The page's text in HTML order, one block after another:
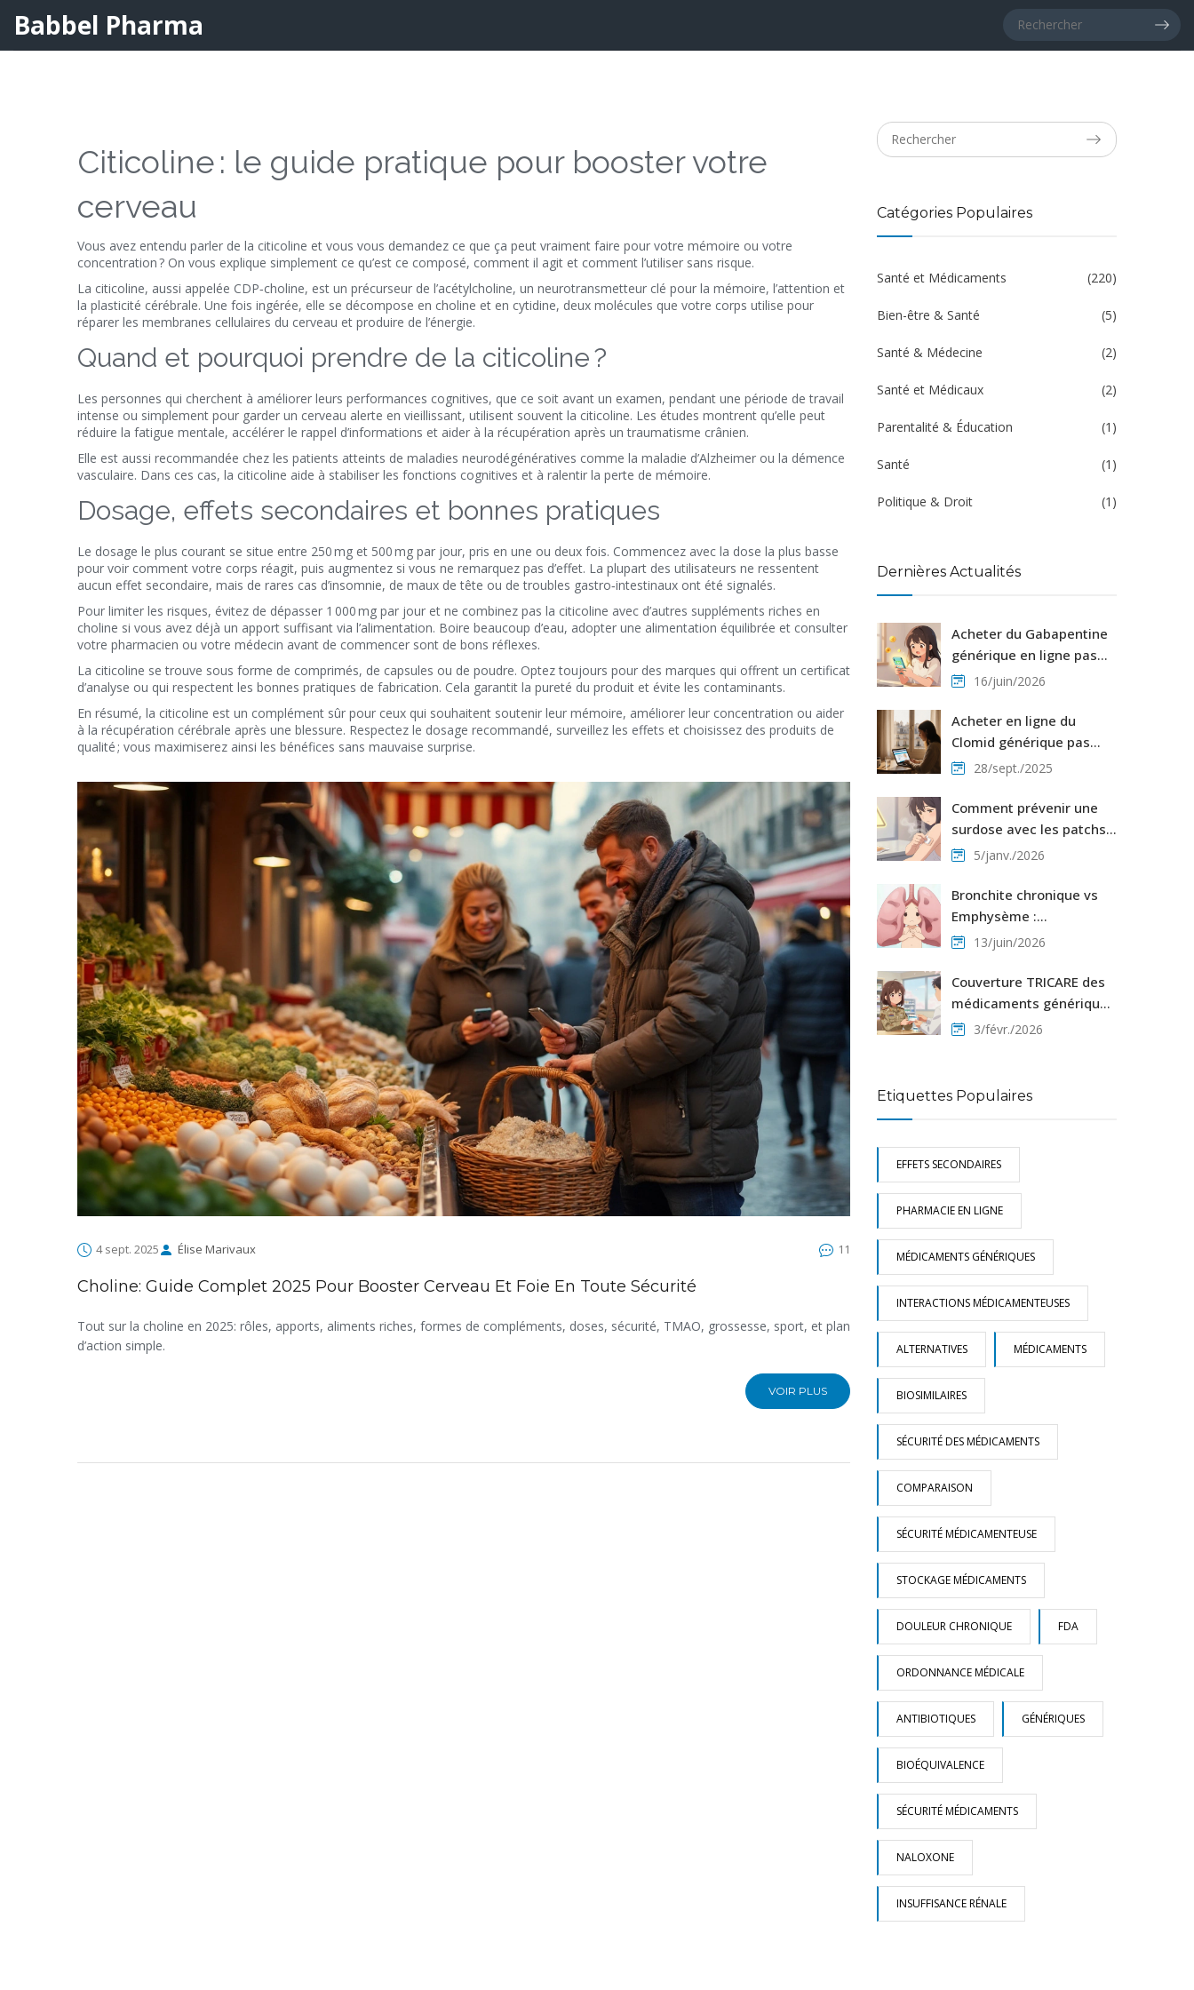
Babbel Pharma
Citicoline : le guide pratique pour booster votre
cerveau
Vous avez entendu parler de la citicoline et vous vous demandez ce que ça peut vraiment faire pour votre mémoire ou votre
concentration ? On vous explique simplement ce qu’est ce composé, comment il agit et comment l’utiliser sans risque.
La citicoline, aussi appelée CDP‑choline, est un précurseur de l’acétylcholine, un neurotransmetteur clé pour la mémoire, l’attention et
la plasticité cérébrale. Une fois ingérée, elle se décompose en choline et en cytidine, deux molécules que votre corps utilise pour
réparer les membranes cellulaires du cerveau et produire de l’énergie.
Quand et pourquoi prendre de la citicoline ?
Les personnes qui cherchent à améliorer leurs performances cognitives, que ce soit avant un examen, pendant une période de travail
intense ou simplement pour garder un cerveau alerte en vieillissant, utilisent souvent la citicoline. Les études montrent qu’elle peut
réduire la fatigue mentale, accélérer le rappel d’informations et aider à la récupération après un traumatisme crânien.
Elle est aussi recommandée chez les patients atteints de maladies neurodégénératives comme la maladie d’Alzheimer ou la démence
vasculaire. Dans ces cas, la citicoline aide à stabiliser les fonctions cognitives et à ralentir la perte de mémoire.
Dosage, effets secondaires et bonnes pratiques
Le dosage le plus courant se situe entre 250 mg et 500 mg par jour, pris en une ou deux fois. Commencez avec la dose la plus basse
pour voir comment votre corps réagit, puis augmentez si vous ne remarquez pas d’effet. La plupart des utilisateurs ne ressentent
aucun effet secondaire, mais de rares cas d’insomnie, de maux de tête ou de troubles gastro‑intestinaux ont été signalés.
Pour limiter les risques, évitez de dépasser 1 000 mg par jour et ne combinez pas la citicoline avec d’autres suppléments riches en
choline si vous avez déjà un apport suffisant via l’alimentation. Boire beaucoup d’eau, adopter une alimentation équilibrée et consulter
votre pharmacien ou votre médecin avant de commencer sont de bons réflexes.
La citicoline se trouve sous forme de comprimés, de capsules ou de poudre. Optez toujours pour des marques qui offrent un certificat
d’analyse ou qui respectent les bonnes pratiques de fabrication. Cela garantit la pureté du produit et évite les contaminants.
En résumé, la citicoline est un complément sûr pour ceux qui souhaitent soutenir leur mémoire, améliorer leur concentration ou aider
à la récupération cérébrale après une blessure. Respectez le dosage recommandé, surveillez les effets et choisissez des produits de
qualité ; vous maximiserez ainsi les bénéfices sans mauvaise surprise.
4 sept. 2025 Élise Marivaux 11
Choline: Guide Complet 2025 Pour Booster Cerveau Et Foie En Toute Sécurité
Tout sur la choline en 2025: rôles, apports, aliments riches, formes de compléments, doses, sécurité, TMAO, grossesse, sport, et plan
d’action simple.
VOIR PLUS
Catégories Populaires
Santé et Médicaments (220)
Bien-être & Santé (5)
Santé & Médecine (2)
Santé et Médicaux (2)
Parentalité & Éducation (1)
Santé (1)
Politique & Droit (1)
Dernières Actualités
Acheter du Gabapentine
générique en ligne pas
cher : Guide complet et
16/juin/2026
Acheter en ligne du
Clomid générique pas
cher28/sept./2025
Comment prévenir une
surdose avec les patchs,
les liquides et les
prolongée
5/janv./2026
Bronchite chronique vs
Emphysème :
Comprendre les deux
13/juin/2026
Couverture TRICARE des
médicaments génériques
: guide complet pour les
3/févr./2026
Etiquettes Populaires
EFFETS SECONDAIRES
PHARMACIE EN LIGNE
MÉDICAMENTS GÉNÉRIQUES
INTERACTIONS MÉDICAMENTEUSES
ALTERNATIVES MÉDICAMENTS
BIOSIMILAIRES
SÉCURITÉ DES MÉDICAMENTS
COMPARAISON
SÉCURITÉ MÉDICAMENTEUSE
STOCKAGE MÉDICAMENTS
DOULEUR CHRONIQUE FDA
ORDONNANCE MÉDICALE
ANTIBIOTIQUES GÉNÉRIQUES
BIOÉQUIVALENCE
SÉCURITÉ MÉDICAMENTS
NALOXONE
INSUFFISANCE RÉNALE